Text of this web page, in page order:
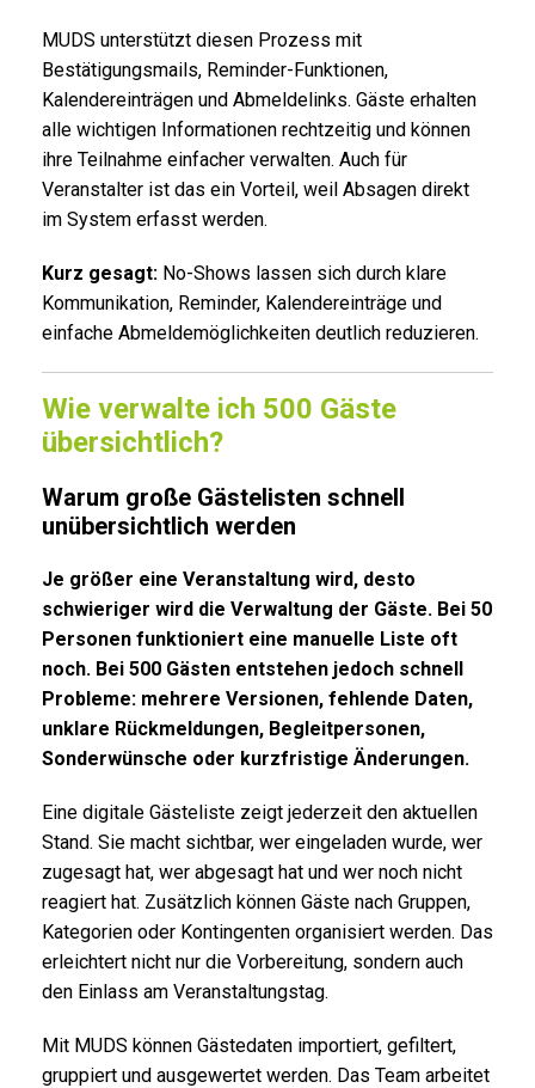
MUDS unterstützt diesen Prozess mit
Bestätigungsmails, Reminder-Funktionen,
Kalendereinträgen und Abmeldelinks. Gäste erhalten
alle wichtigen Informationen rechtzeitig und können
ihre Teilnahme einfacher verwalten. Auch für
Veranstalter ist das ein Vorteil, weil Absagen direkt
im System erfasst werden.
Kurz gesagt: No-Shows lassen sich durch klare
Kommunikation, Reminder, Kalendereinträge und
einfache Abmeldemöglichkeiten deutlich reduzieren.
Wie verwalte ich 500 Gäste
übersichtlich?
Warum große Gästelisten schnell
unübersichtlich werden
Je größer eine Veranstaltung wird, desto
schwieriger wird die Verwaltung der Gäste. Bei 50
Personen funktioniert eine manuelle Liste oft
noch. Bei 500 Gästen entstehen jedoch schnell
Probleme: mehrere Versionen, fehlende Daten,
unklare Rückmeldungen, Begleitpersonen,
Sonderwünsche oder kurzfristige Änderungen.
Eine digitale Gästeliste zeigt jederzeit den aktuellen
Stand. Sie macht sichtbar, wer eingeladen wurde, wer
zugesagt hat, wer abgesagt hat und wer noch nicht
reagiert hat. Zusätzlich können Gäste nach Gruppen,
Kategorien oder Kontingenten organisiert werden. Das
erleichtert nicht nur die Vorbereitung, sondern auch
den Einlass am Veranstaltungstag.
Mit MUDS können Gästedaten importiert, gefiltert,
gruppiert und ausgewertet werden. Das Team arbeitet